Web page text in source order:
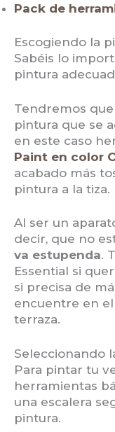
Pack de
Escogiendo la
Sabéis lo
pintura
Tendremos
pintura que se
en este caso
Paint en color
acabado más
pintura a la tiza.
Al ser un
decir, que no
va estupenda.
Essential si
si precisa de
encuentre en
terraza.
Seleccionando
Para pintar tu
herramientas
una escalera
pintura.